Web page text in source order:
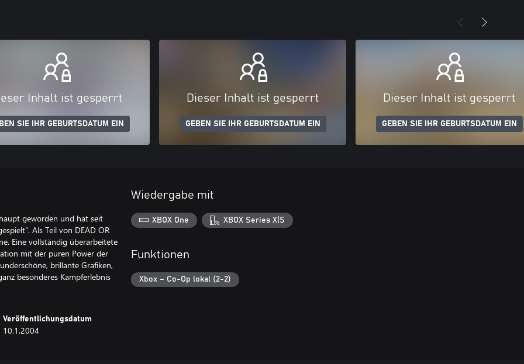
Inhalt ist gesperrt
SIE IHR GEBURTSDATUM EIN
Dieser Inhalt ist gesperrt
GEBEN SIE IHR GEBURTSDATUM EIN
Dieser Inhalt ist gesperrt
GEBEN SIE IHR GEBURTSDATUM EIN
geworden und hat seit
Als Teil von DEAD OR
Eine vollständig überarbeitete
mit der puren Power der
brillante Grafiken,
besonderes Kampferlebnis
Veröffentlichungsdatum
10.1.2004
Wiedergabe mit
XBOX One XBOX Series X|S
Funktionen
Xbox – Co-Op lokal (2-2)